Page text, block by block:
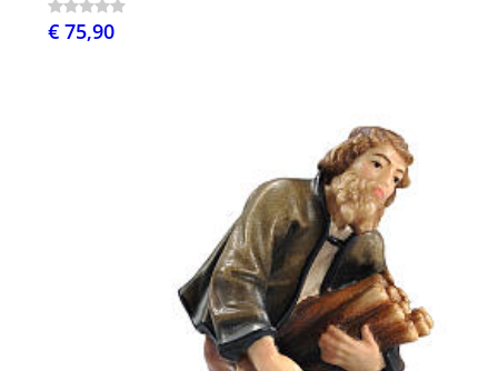
€ 75,90